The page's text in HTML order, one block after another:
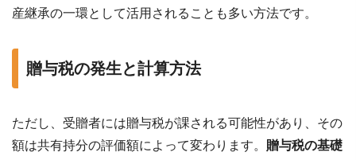
産継承の一環として活用されることも多い方法です。
贈与税の発生と計算方法
ただし、受贈者には贈与税が課される可能性があり、その
額は共有持分の評価額によって変わります。 贈与税の基礎